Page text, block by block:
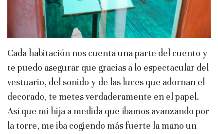
Cada habitación nos cuenta una parte del cuento y
te puedo asegurar que gracias a lo espectacular del
vestuario, del sonido y de las luces que adornan el
decorado, te metes verdaderamente en el papel.
Así que mi hija a medida que íbamos avanzando por
la torre, me iba cogiendo más fuerte la mano un